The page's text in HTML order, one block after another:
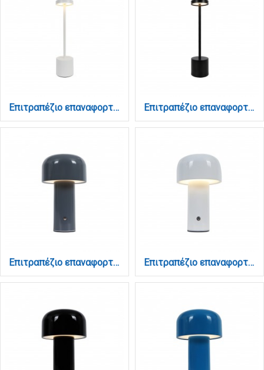
Επιτραπέζιο επαναφορτιζόμενο φωτιστικό 1W 3000K σε λευκή απόχρωση (3035-White) Επιτραπέζιο επαναφορτιζόμενο φωτιστικό 1W 3000K σε μαύρη απόχρωση (3035-Black)
Επιτραπέζιο επαναφορτιζόμενο φωτιστικό 3000K σε γκρί απόχρωση (3036-Gray) Επιτραπέζιο επαναφορτιζόμενο φωτιστικό 3000K σε λευκή απόχρωση (3036-White)